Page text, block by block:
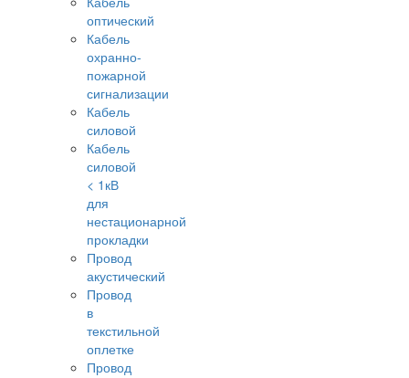
оптический
Кабель
охранно-
пожарной
сигнализации
Кабель
силовой
Кабель
силовой
< 1кВ
для
нестационарной
прокладки
Провод
акустический
Провод
в
текстильной
оплетке
Провод